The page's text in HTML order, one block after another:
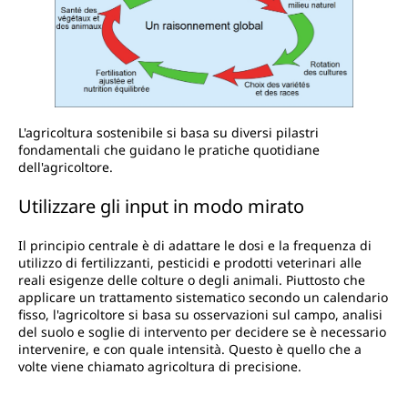
L'agricoltura sostenibile si basa su diversi pilastri
fondamentali che guidano le pratiche quotidiane
dell'agricoltore.
Utilizzare gli input in modo mirato
Il principio centrale è di adattare le dosi e la frequenza di
utilizzo di fertilizzanti, pesticidi e prodotti veterinari alle
reali esigenze delle colture o degli animali. Piuttosto che
applicare un trattamento sistematico secondo un calendario
fisso, l'agricoltore si basa su osservazioni sul campo, analisi
del suolo e soglie di intervento per decidere se è necessario
intervenire, e con quale intensità. Questo è quello che a
volte viene chiamato agricoltura di precisione.